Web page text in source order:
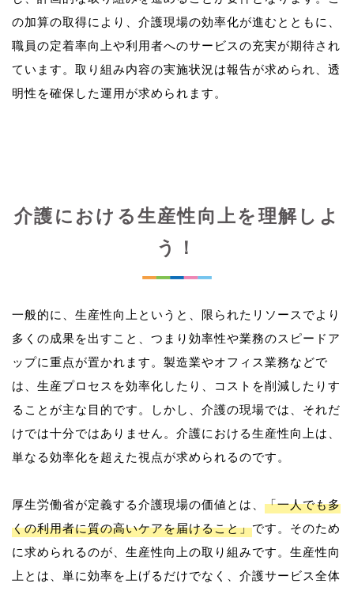
の加算の取得により、介護現場の効率化が進むとともに、
職員の定着率向上や利用者へのサービスの充実が期待され
ています。取り組み内容の実施状況は報告が求められ、透
介護における生産性向上を理解しよ
う！
一般的に、生産性向上というと、限られたリソースでより
多くの成果を出すこと、つまり効率性や業務のスピードア
ップに重点が置かれます。製造業やオフィス業務などで
は、生産プロセスを効率化したり、コストを削減したりす
ることが主な目的です。しかし、介護の現場では、それだ
けでは十分ではありません。介護における生産性向上は、
単なる効率化を超えた視点が求められるのです。
厚生労働省が定義する介護現場の価値とは、 「一人でも多
くの利用者に質の高いケアを届けること」です。そのため
に求められるのが、生産性向上の取り組みです。生産性向
上とは、単に効率を上げるだけでなく、介護サービス全体